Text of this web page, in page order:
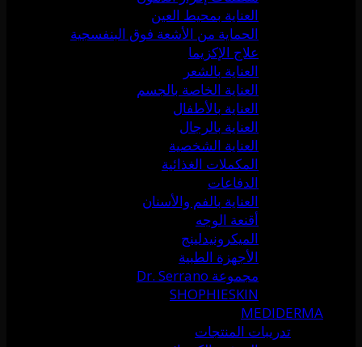
العناية بمحيط العين
الحماية من الأشعة فوق البنفسجية
علاج الإكزيما
العناية بالشعر
العناية الخاصة بالجسم
العناية بالأطفال
العناية بالرجال
العناية الشخصية
المكملات الغذائية
الدفاعات
العناية بالفم والأسنان
أقنعة الوجه
الميكرونيدلينج
الأجهزة الطبية
مجموعة Dr. Serrano
SHOPHIESKIN
MEDIDERMA
تدريبات المنتجات